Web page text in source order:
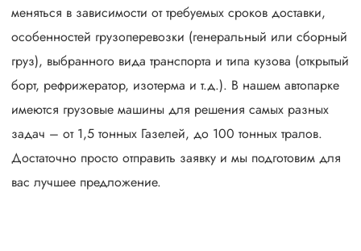
меняться в зависимости от требуемых сроков доставки,
особенностей грузоперевозки (генеральный или сборный
груз), выбранного вида транспорта и типа кузова (открытый
борт, рефрижератор, изотерма и т.д.). В нашем автопарке
имеются грузовые машины для решения самых разных
задач – от 1,5 тонных Газелей, до 100 тонных тралов.
Достаточно просто отправить заявку и мы подготовим для
вас лучшее предложение.